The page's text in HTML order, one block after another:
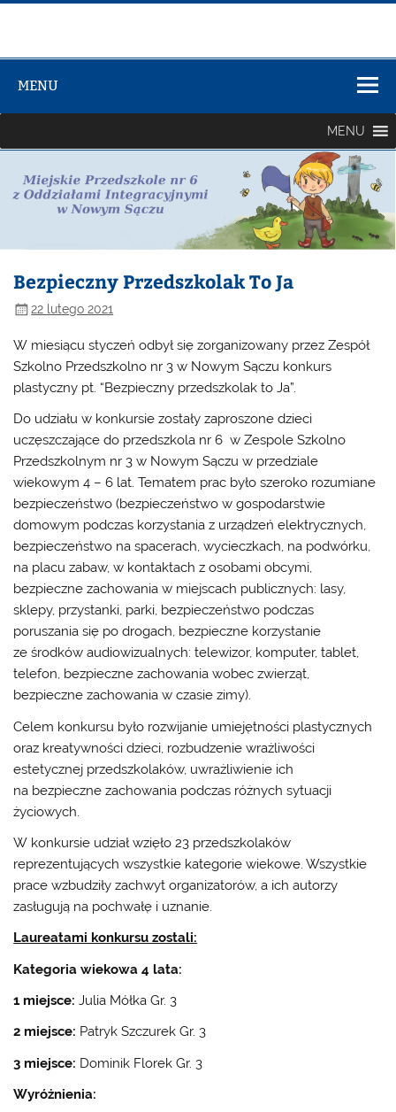
Szkolno-
Przedszkolny
nr 3
MENU
MENU
Bezpieczny Przedszkolak To Ja
22 lutego 2021
W miesiącu styczeń odbył się zorganizowany przez Zespół
Szkolno Przedszkolno nr 3 w Nowym Sączu konkurs
plastyczny pt. “Bezpieczny przedszkolak to Ja”.
Do udziału w konkursie zostały zaproszone dzieci
uczęszczające do przedszkola nr 6 w Zespole Szkolno
Przedszkolnym nr 3 w Nowym Sączu w przedziale
wiekowym 4 – 6 lat. Tematem prac było szeroko rozumiane
bezpieczeństwo (bezpieczeństwo w gospodarstwie
domowym podczas korzystania z urządzeń elektrycznych,
bezpieczeństwo na spacerach, wycieczkach, na podwórku,
na placu zabaw, w kontaktach z osobami obcymi,
bezpieczne zachowania w miejscach publicznych: lasy,
sklepy, przystanki, parki, bezpieczeństwo podczas
poruszania się po drogach, bezpieczne korzystanie
ze środków audiowizualnych: telewizor, komputer, tablet,
telefon, bezpieczne zachowania wobec zwierząt,
bezpieczne zachowania w czasie zimy).
Celem konkursu było rozwijanie umiejętności plastycznych
oraz kreatywności dzieci, rozbudzenie wrażliwości
estetycznej przedszkolaków, uwrażliwienie ich
na bezpieczne zachowania podczas różnych sytuacji
życiowych.
W konkursie udział wzięło 23 przedszkolaków
reprezentujących wszystkie kategorie wiekowe. Wszystkie
prace wzbudziły zachwyt organizatorów, a ich autorzy
zasługują na pochwałę i uznanie.
Laureatami konkursu zostali:
Kategoria wiekowa 4 lata:
1 miejsce: Julia Mółka Gr. 3
2 miejsce: Patryk Szczurek Gr. 3
3 miejsce: Dominik Florek Gr. 3
Wyróżnienia: